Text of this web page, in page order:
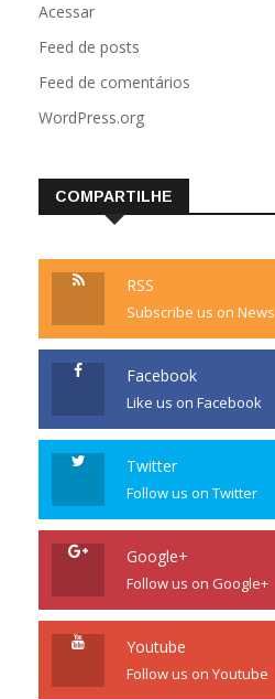
Acessar
Feed de posts
Feed de comentários
WordPress.org
COMPARTILHE
RSS
Subscribe us on News
Facebook
Like us on Facebook
Twitter
Follow us on Twitter
Google+
Follow us on Google+
Youtube
Follow us on Youtube